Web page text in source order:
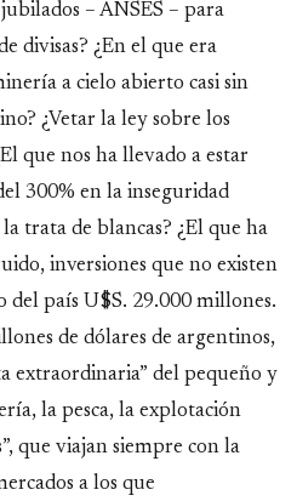
– ANSES – para
divisas? ¿En el que era
a cielo abierto casi sin
¿Vetar la ley sobre los
que nos ha llevado a estar
300% en la inseguridad
trata de blancas? ¿El que ha
inversiones que no existen
del país U$S. 29.000 millones.
de dólares de argentinos,
extraordinaria” del pequeño y
la pesca, la explotación
que viajan siempre con la
a los que